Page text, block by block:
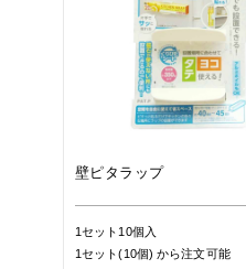
壁ピタラップ
1セット10個入
1セット(10個)から注文可能